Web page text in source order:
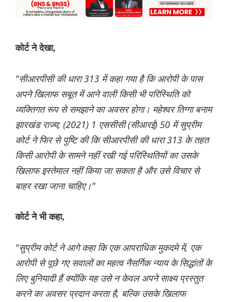
कोर्ट ने देखा,
"सीआरपीसी की धारा 313 में कहा गया है कि आरोपी के पास
अपने खिलाफ सबूत में आने वाली किसी भी परिस्थिति को
व्यक्तिगत रूप से समझाने का अवसर होगा। महेश्वर तिग्गा बनाम
झारखंड राज्य; (2021) 1 एससीसी (सीआरई) 50 में सुप्रीम
कोर्ट ने फिर से पुष्टि की कि सीआरपीसी की धारा 313 के तहत
किसी आरोपी के सामने नहीं रखी गई परिस्थितियों का उसके
खिलाफ इस्तेमाल नहीं किया जा सकता है और उसे विचार से
बाहर रखा जाना चाहिए।"
कोर्ट ने भी कहा,
"सुप्रीम कोर्ट ने आगे कहा कि एक आपराधिक मुकदमे में, एक
आरोपी से पूछे गए सवालों का महत्व नैसर्गिक न्याय के सिद्धांतों के
लिए बुनियादी हैं क्योंकि यह उसे न केवल अपने साक्ष्य प्रस्तुत
करने का अवसर प्रदान करता है, बल्कि उसके खिलाफ